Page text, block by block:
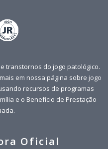
transtornos do jogo patológico.
em nossa página sobre jogo
recursos de programas
e o Benefício de Prestação
Oficial